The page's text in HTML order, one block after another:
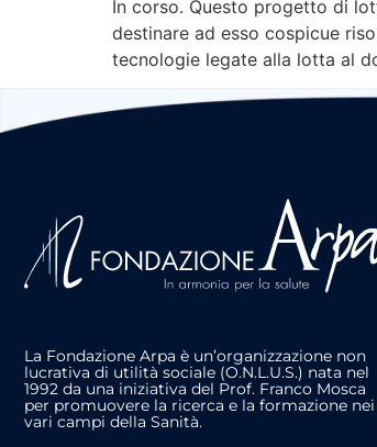
In corso. Questo progetto di
destinare ad esso cospicue
tecnologie legate alla lotta al
La Fondazione Arpa è un’organizzazione non
lucrativa di utilità sociale (O.N.L.U.S.) nata nel
1992 da una iniziativa del Prof. Franco Mosca
per promuovere la ricerca e la formazione nei
vari campi della Sanità.